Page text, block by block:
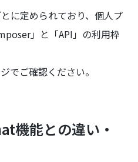
に定められており、個人プ
」と「API」の利用枠
でご確認ください。
機能との違い・